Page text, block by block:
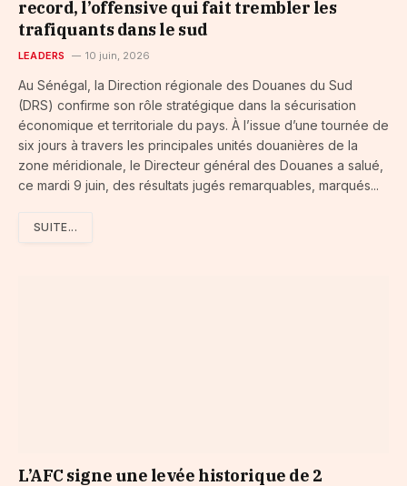
record, l’offensive qui fait trembler les
trafiquants dans le sud
LEADERS 10 juin, 2026
Au Sénégal, la Direction régionale des Douanes du Sud
(DRS) confirme son rôle stratégique dans la sécurisation
économique et territoriale du pays. À l’issue d’une tournée de
six jours à travers les principales unités douanières de la
zone méridionale, le Directeur général des Douanes a salué,
ce mardi 9 juin, des résultats jugés remarquables, marqués...
SUITE...
L’AFC signe une levée historique de 2